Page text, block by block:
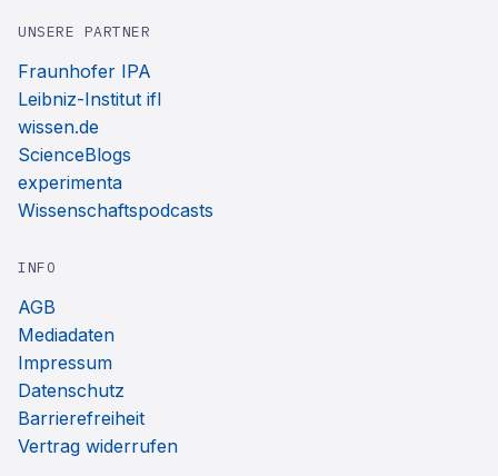
UNSERE PARTNER
Fraunhofer IPA
Leibniz-Institut ifl
wissen.de
ScienceBlogs
experimenta
Wissenschaftspodcasts
INFO
AGB
Mediadaten
Impressum
Datenschutz
Barrierefreiheit
Vertrag widerrufen